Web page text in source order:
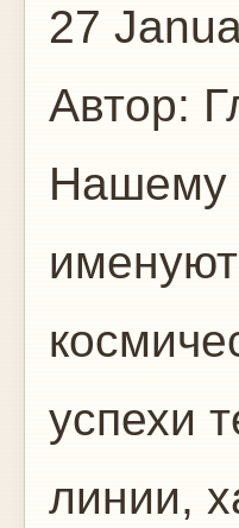
27
Автор:
Нашему
успехи
линии,